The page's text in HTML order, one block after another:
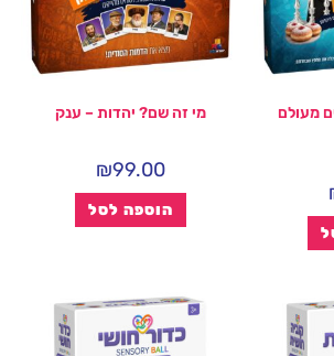
מעולם
מי זה שם? יהדות – ענק
₪99.00
הוספה לסל